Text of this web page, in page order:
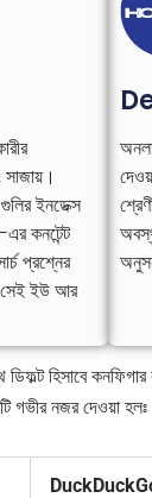
সাজায়।
ইনডেক্স
কনটেন্ট
প্রশ্নের
সেই ইউ আর
হিসাবে
গভীর নজর দেওয়া হলঃ